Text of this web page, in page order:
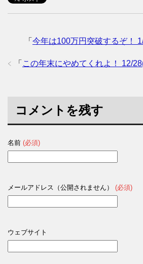
「 今年は100万円突破するぞ！
「 この年末にやめてくれよ！ 12/
コメントを残す
名前 (必須)
メールアドレス（公開されません） (必須)
ウェブサイト